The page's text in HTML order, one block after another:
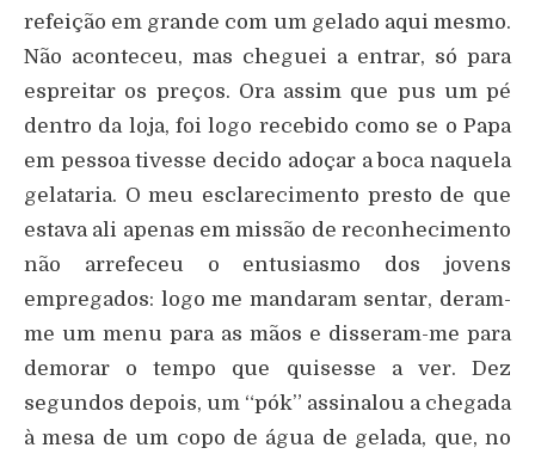
refeição em grande com um gelado aqui mesmo.
Não aconteceu, mas cheguei a entrar, só para
espreitar os preços. Ora assim que pus um pé
dentro da loja, foi logo recebido como se o Papa
em pessoa tivesse decido adoçar a boca naquela
gelataria. O meu esclarecimento presto de que
estava ali apenas em missão de reconhecimento
não arrefeceu o entusiasmo dos jovens
empregados: logo me mandaram sentar, deram-
me um menu para as mãos e disseram-me para
demorar o tempo que quisesse a ver. Dez
segundos depois, um “pók” assinalou a chegada
à mesa de um copo de água de gelada, que, no